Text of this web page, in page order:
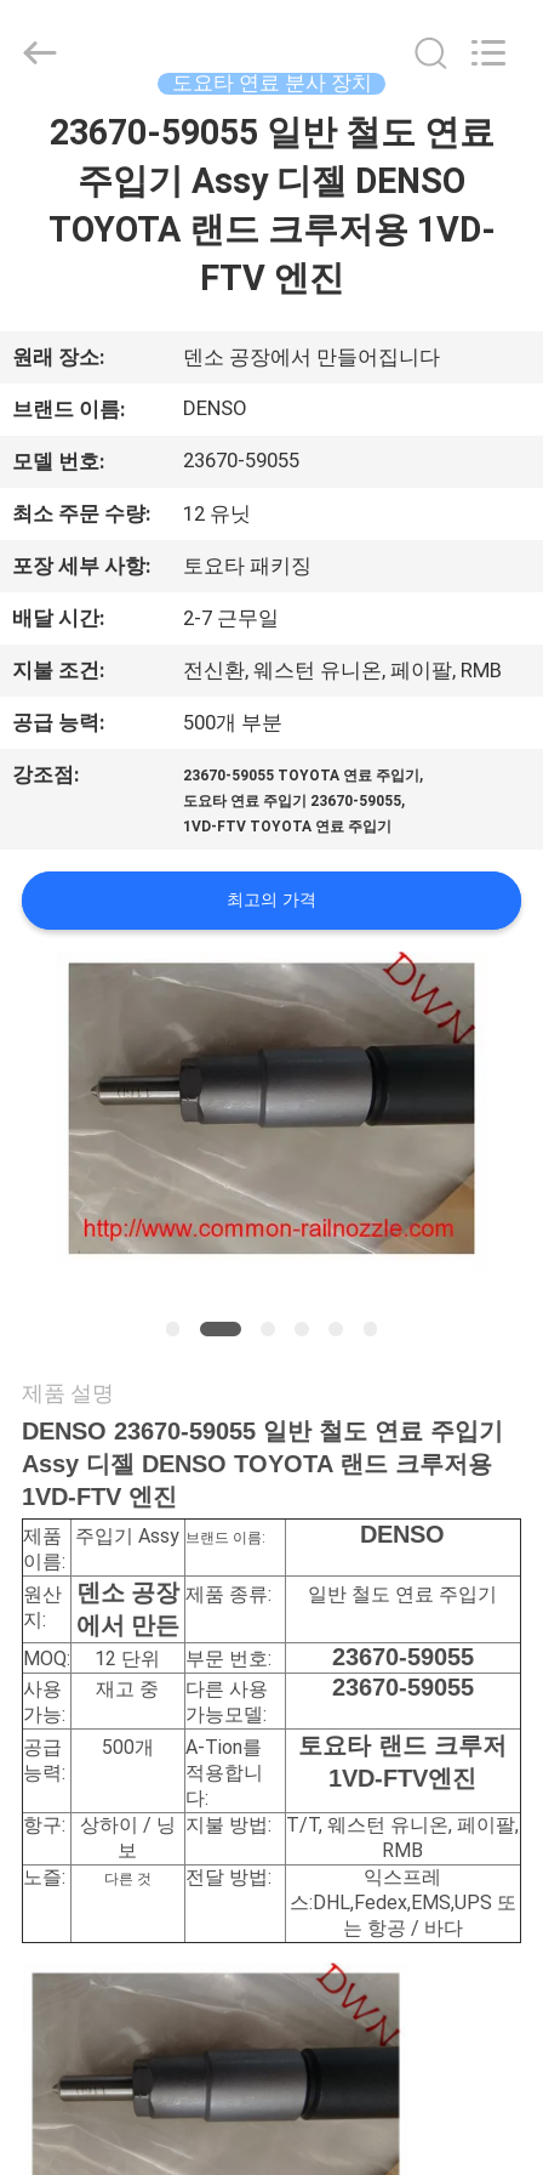
우
리
에
대
공
장
여
품
인
용
문
을
요
구
하
세
요
사
이
트
PRIVACY
POLICY
2026
도요타 연료 분사 장치
23670-59055 일반 철도 연료
주입기 Assy 디젤 DENSO
TOYOTA 랜드 크루저용 1VD-
FTV 엔진
원래 장소: 덴소 공장에서 만들어집니다
브랜드 이름: DENSO
모델 번호: 23670-59055
최소 주문 수량: 12 유닛
포장 세부 사항: 토요타 패키징
배달 시간: 2-7 근무일
지불 조건: 전신환, 웨스턴 유니온, 페이팔, RMB
공급 능력: 500개 부분
강조점: 23670-59055 TOYOTA 연료 주입기 ,
도요타 연료 주입기 23670-59055,
1VD-FTV TOYOTA 연료 주입기
최고의 가격
제품 설명
DENSO 23670-59055 일반 철도 연료 주입기
Assy 디젤 DENSO TOYOTA 랜드 크루저용
1VD-FTV 엔진
제품
이름:
주입기 Assy 브랜드 이름: DENSO
원산
지:
덴소 공장
에서 만든
제품 종류: 일반 철도 연료 주입기
MOQ: 12 단위 부문 번호: 23670-59055
사용
가능:
재고 중
다른 사용
가능모델:
23670-59055
공급
능력:
500개
A-Tion를
적용합니
다:
토요타 랜드 크루저
1VD-FTV엔진
항구:
상하이 / 닝
보
지불 방법:
T/T, 웨스턴 유니온, 페이팔,
RMB
노즐:
다른 것 전달 방법:
익스프레
스:DHL,Fedex,EMS,UPS 또
는 항공 / 바다